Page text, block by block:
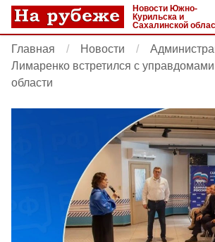
Новости Южно-
Курильска и
Сахалинской
Главная Новости
Лимаренко встретился с
области